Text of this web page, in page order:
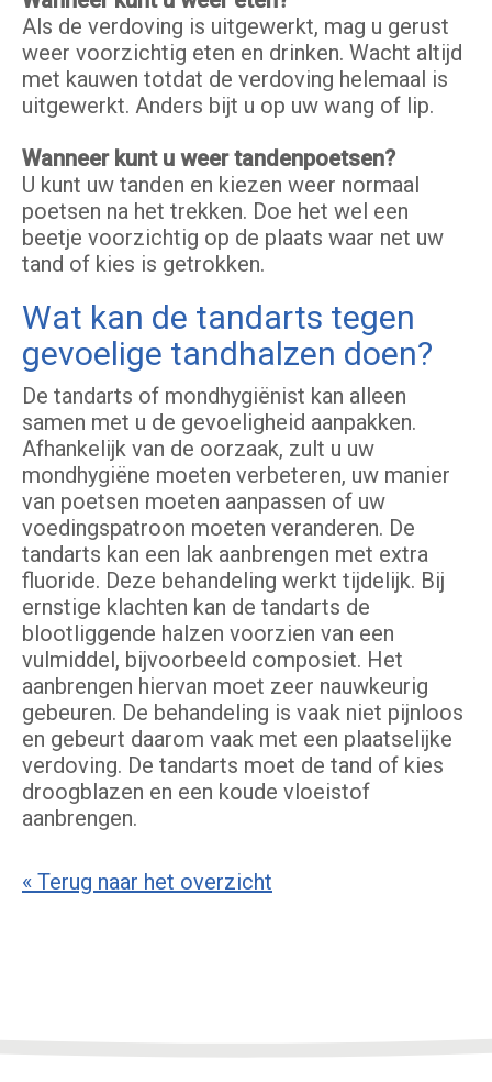
Als de verdoving is uitgewerkt, mag u gerust
weer voorzichtig eten en drinken. Wacht altijd
met kauwen totdat de verdoving helemaal is
uitgewerkt. Anders bijt u op uw wang of lip.
Wanneer kunt u weer tandenpoetsen?
U kunt uw tanden en kiezen weer normaal
poetsen na het trekken. Doe het wel een
beetje voorzichtig op de plaats waar net uw
tand of kies is getrokken.
Wat kan de tandarts tegen
gevoelige tandhalzen doen?
De tandarts of mondhygiënist kan alleen
samen met u de gevoeligheid aanpakken.
Afhankelijk van de oorzaak, zult u uw
mondhygiëne moeten verbeteren, uw manier
van poetsen moeten aanpassen of uw
voedingspatroon moeten veranderen. De
tandarts kan een lak aanbrengen met extra
fluoride. Deze behandeling werkt tijdelijk. Bij
ernstige klachten kan de tandarts de
blootliggende halzen voorzien van een
vulmiddel, bijvoorbeeld composiet. Het
aanbrengen hiervan moet zeer nauwkeurig
gebeuren. De behandeling is vaak niet pijnloos
en gebeurt daarom vaak met een plaatselijke
verdoving. De tandarts moet de tand of kies
droogblazen en een koude vloeistof
aanbrengen.
« Terug naar het overzicht